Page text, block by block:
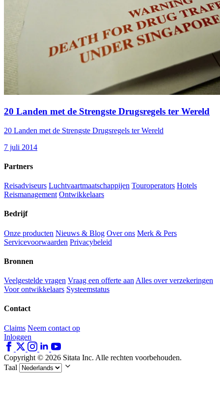
20 Landen met de Strengste Drugsregels ter Wereld
20 Landen met de Strengste Drugsregels ter Wereld
7 juli 2014
Partners
Reisadviseurs Luchtvaartmaatschappijen Touroperators Hotels
Reismanagement Ontwikkelaars
Bedrijf
Onze producten Nieuws & Blog Over ons Merk & Pers
Servicevoorwaarden Privacybeleid
Bronnen
Veelgestelde vragen Vraag een offerte aan Alles over verzekeringen
Voor ontwikkelaars Systeemstatus
Contact
Claims Neem contact op
Inloggen
Copyright © 2026 Sitata Inc. Alle rechten voorbehouden.
Taal